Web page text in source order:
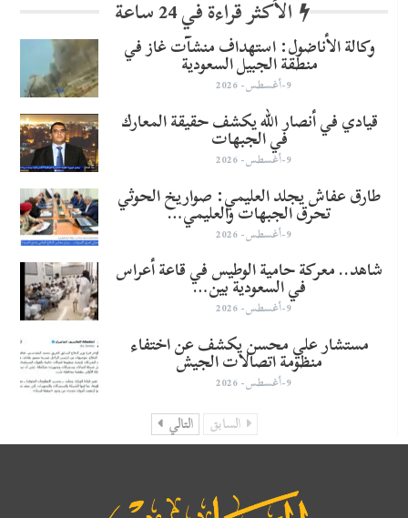
الأكثر قراءة في 24 ساعة
وكالة الأناضول: استهداف منشآت غاز في
منطقة الجبيل السعودية
9-أغسطس- 2026
قيادي في أنصار الله يكشف حقيقة المعارك
في الجبهات
9-أغسطس- 2026
طارق عفاش يجلد العليمي: صواريخ الحوثي
تحرق الجبهات والعليمي…
9-أغسطس- 2026
شاهد.. معركة حامية الوطيس في قاعة أعراس
في السعودية بين…
9-أغسطس- 2026
مستشار علي محسن يكشف عن اختفاء
منظومة اتصالات الجيش
9-أغسطس- 2026
السابق التالي